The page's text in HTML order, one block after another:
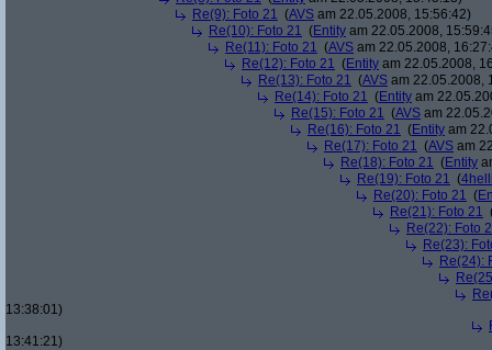
Re(9): Foto 21 (AVS am 22.05.2008, 15:56:42)
Re(10): Foto 21 (Entity am 22.05.2008,
Re(11): Foto 21 (AVS am 22.05.2008,
Re(12): Foto 21 (Entity am 22.05.2008,
Re(13): Foto 21 (AVS am 22.05.2008,
Re(14): Foto 21 (Entity am
Re(15): Foto 21 (AVS am
Re(16): Foto 21 (Entity am
Re(17): Foto 21 (AVS am
Re(18): Foto 21 (Entity
Re(19): Foto 21 (
Re(20): Foto 21 (
Re(21): Foto 21
Re(22): Foto
Re(23):
Re(24):
13:38:01)
13:41:21)